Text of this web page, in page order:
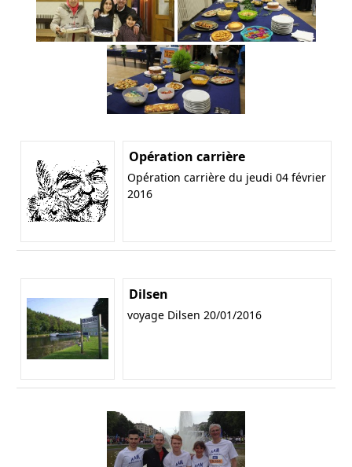
Opération carrière
Opération carrière du jeudi 04 février
2016
Dilsen
voyage Dilsen 20/01/2016